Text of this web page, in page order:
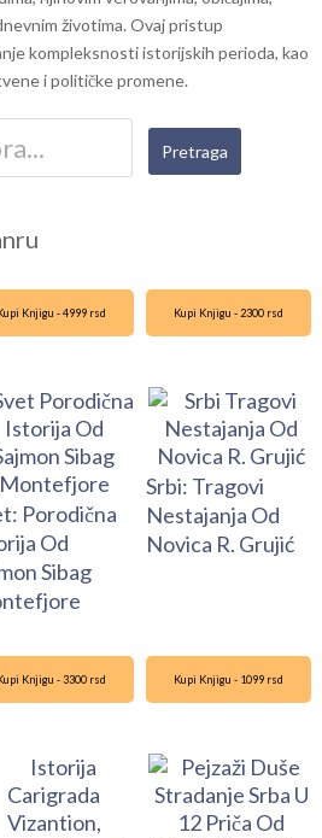
životima. Ovaj pristup
kompleksnosti istorijskih perioda, kao
i političke promene.
Knjigu - 4999 rsd
Porodična
Od
Sibag
Kupi Knjigu - 2300 rsd
Srbi: Tragovi
Nestajanja Od
Novica R. Grujić
Knjigu - 3300 rsd Kupi Knjigu - 1099 rsd